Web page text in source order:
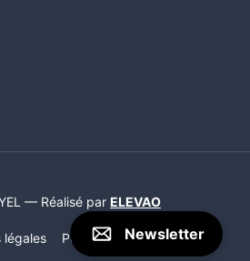
— Réalisé par ELEVAO
légales Politique de Confidentialité
Newsletter